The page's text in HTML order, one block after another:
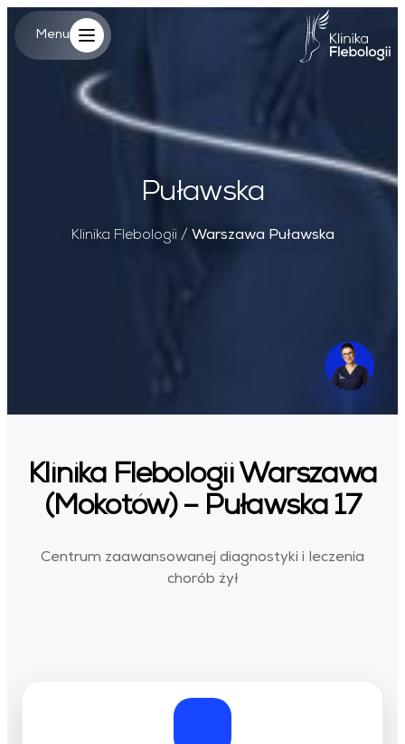
Menu
Menu Główne
Warszawa Puławska
Puławska
Klinika Flebologii / Warszawa Puławska
Klinika Flebologii Warszawa
(Mokotów) – Puławska 17
Centrum zaawansowanej diagnostyki i leczenia
chorób żył